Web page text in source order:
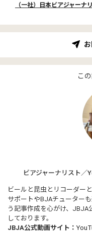
（一社）日本ビアジャーナ
こ
ビアジャーナリスト／
ビールと昆虫とリコーダー
サポートやBJAチューター
う記事作成を心がけ、JBJA
しております。
JBJA公式動画サイト：